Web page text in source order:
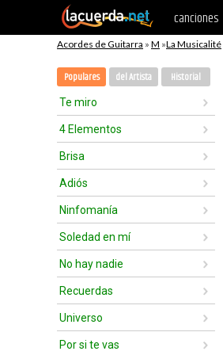
canciones
Acordes de Guitarra » M »La Musicalité
Populares del Artista Historial
Te miro
4 Elementos
Brisa
Adiós
Ninfomanía
Soledad en mí
No hay nadie
Recuerdas
Universo
Por si te vas